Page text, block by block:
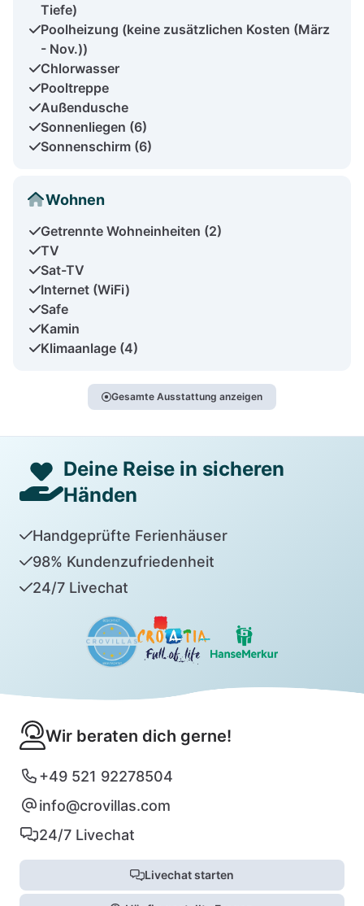
Tiefe)
Poolheizung (keine zusätzlichen Kosten (März
- Nov.))
Chlorwasser
Pooltreppe
Außendusche
Sonnenliegen (6)
Sonnenschirm (6)
Wohnen
Getrennte Wohneinheiten (2)
TV
Sat-TV
Internet (WiFi)
Safe
Kamin
Klimaanlage (4)
Gesamte Ausstattung anzeigen
Deine Reise in sicheren
Händen
Handgeprüfte Ferienhäuser
98% Kundenzufriedenheit
24/7 Livechat
Wir beraten dich gerne!
+49 521 92278504
info@crovillas.com
24/7 Livechat
Livechat starten